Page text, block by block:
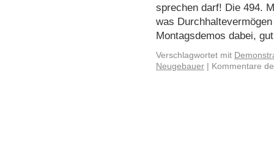
sprechen darf! Die 494.
was
Montagsdemos dabei,
Verschlagwortet mit
Neugebauer
Kommentare